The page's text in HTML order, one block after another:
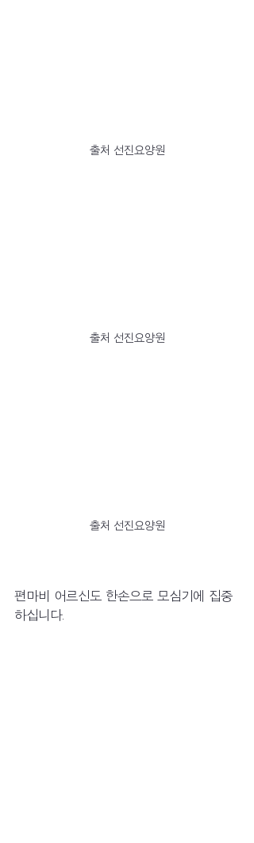
출처 선진요양원
출처 선진요양원
출처 선진요양원
편마비 어르신도 한손으로 모심기에 집중
하십니다.